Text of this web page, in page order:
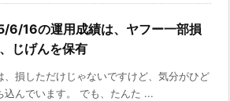
6/16の運用成績は、ヤフー一部損
じげんを保有
、損しただけじゃないですけど、気分がひど
込んでいます。 でも、たんた ...